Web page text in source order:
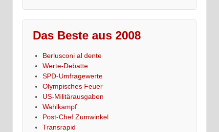
Das Beste aus 2008
Berlusconi al dente
Werte-Debatte
SPD-Umfragewerte
Olympisches Feuer
US-Militärausgaben
Wahlkampf
Post-Chef Zumwinkel
Transrapid